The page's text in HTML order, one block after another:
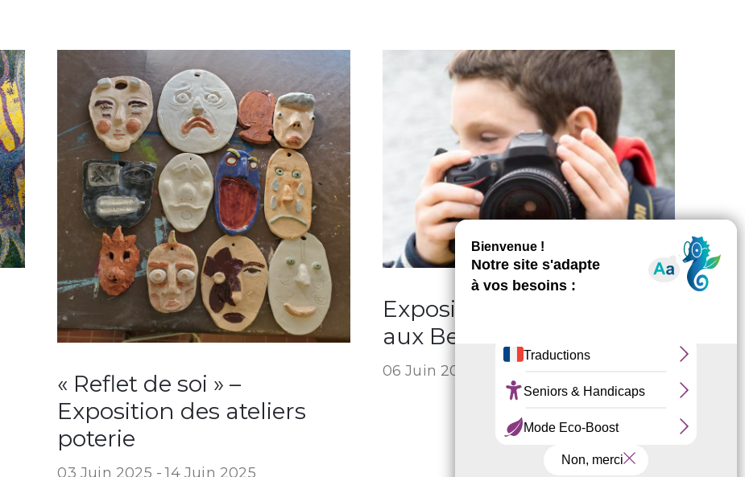
« Reflet de soi » –
Exposition des ateliers
poterie
03 Juin 2025 - 14 Juin 2025
Exposition Ma « Grange
aux Belles #1 »
06 Juin 2023 -